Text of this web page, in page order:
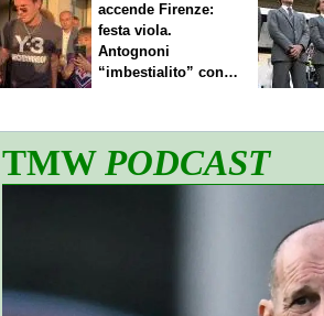
accende Firenze:
festa viola.
Antognoni
“imbestialito” con
TMWPODCAST